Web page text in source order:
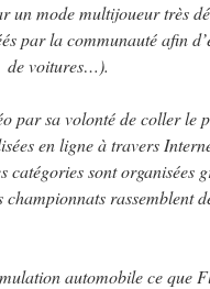
un mode multijoueur très
par la communauté afin
de voitures…).
par sa volonté de coller le
en ligne à travers
catégories sont organisées
rassemblent
automobile ce que